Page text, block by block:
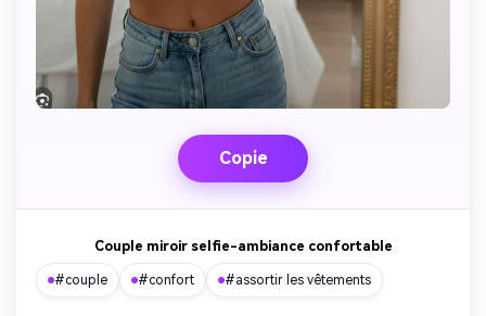
Copie
Couple miroir selfie-ambiance confortable
#couple #confort #assortir les vêtements